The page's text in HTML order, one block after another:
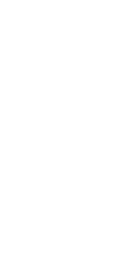
界100ヶ国以上
OEKO-TEX®」を
安全のベトナム工
」の認証です。